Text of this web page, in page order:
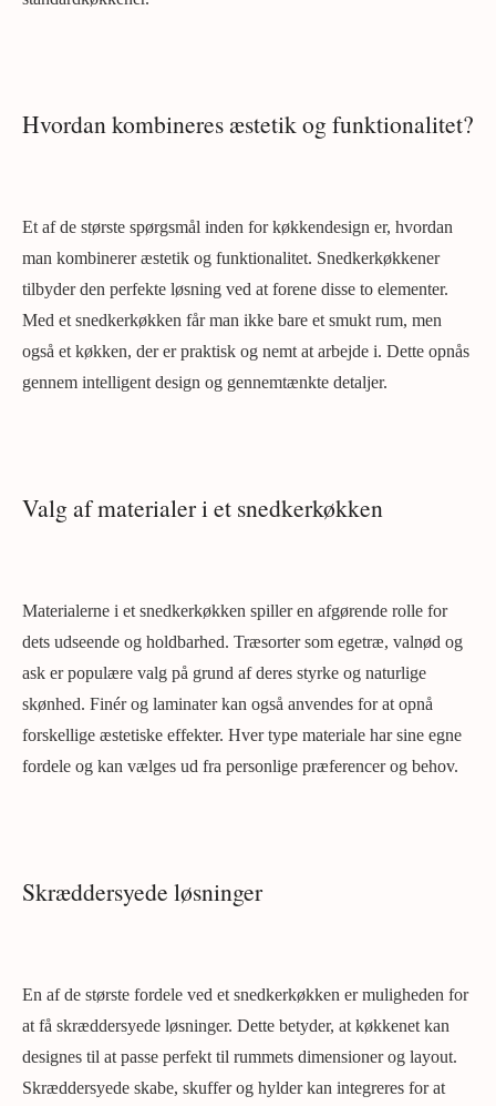
Hvordan kombineres æstetik og funktionalitet?
Et af de største spørgsmål inden for køkkendesign er, hvordan
man kombinerer æstetik og funktionalitet. Snedkerkøkkener
tilbyder den perfekte løsning ved at forene disse to elementer.
Med et snedkerkøkken får man ikke bare et smukt rum, men
også et køkken, der er praktisk og nemt at arbejde i. Dette opnås
gennem intelligent design og gennemtænkte detaljer.
Valg af materialer i et snedkerkøkken
Materialerne i et snedkerkøkken spiller en afgørende rolle for
dets udseende og holdbarhed. Træsorter som egetræ, valnød og
ask er populære valg på grund af deres styrke og naturlige
skønhed. Finér og laminater kan også anvendes for at opnå
forskellige æstetiske effekter. Hver type materiale har sine egne
fordele og kan vælges ud fra personlige præferencer og behov.
Skræddersyede løsninger
En af de største fordele ved et snedkerkøkken er muligheden for
at få skræddersyede løsninger. Dette betyder, at køkkenet kan
designes til at passe perfekt til rummets dimensioner og layout.
Skræddersyede skabe, skuffer og hylder kan integreres for at